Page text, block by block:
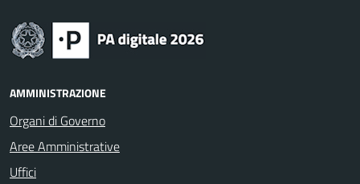
AMMINISTRAZIONE
Organi di Governo
Aree Amministrative
Uffici